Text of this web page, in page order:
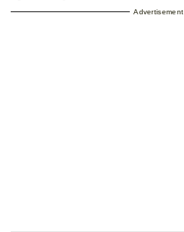
Advertisement